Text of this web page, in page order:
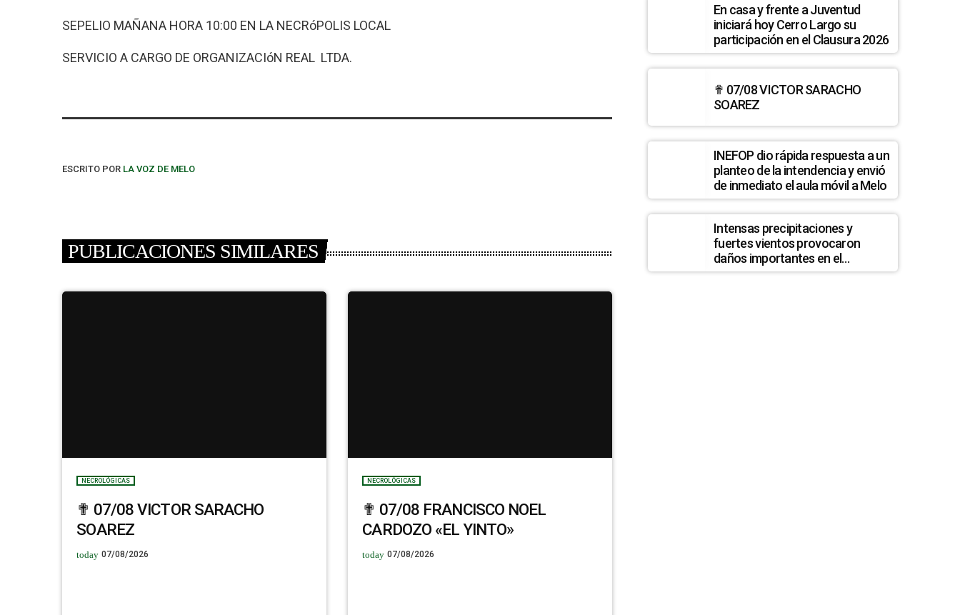
SEPELIO MAÑANA HORA 10:00 EN LA NECRóPOLIS LOCAL
SERVICIO A CARGO DE ORGANIZACIóN REAL LTDA.
ESCRITO POR LA VOZ DE MELO
PUBLICACIONES SIMILARES
NECROLÓGICAS
✟ 07/08 VICTOR SARACHO
SOAREZ
today 07/08/2026
NECROLÓGICAS
✟ 07/08 FRANCISCO NOEL
CARDOZO «EL YINTO»
today 07/08/2026
En casa y frente a Juventud
iniciará hoy Cerro Largo su
participación en el Clausura 2026
✟ 07/08 VICTOR SARACHO
SOAREZ
INEFOP dio rápida respuesta a un
planteo de la intendencia y envió
de inmediato el aula móvil a Melo
Intensas precipitaciones y
fuertes vientos provocaron
daños importantes en el
balneario Lago Merín